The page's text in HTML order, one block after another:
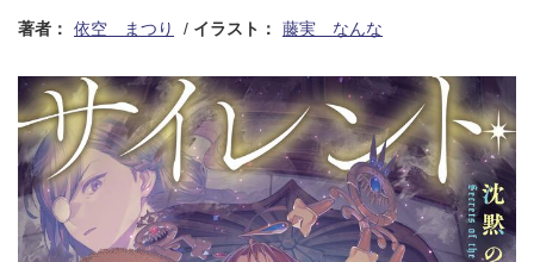
著者： 依空 まつり イラスト： 藤実 なんな